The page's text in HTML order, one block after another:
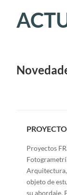
Proyectos
Arquitectura,
objeto de
su abordaje.